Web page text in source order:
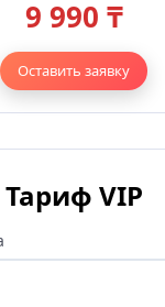
9 990 ₸
Оставить заявку
Тариф VIP